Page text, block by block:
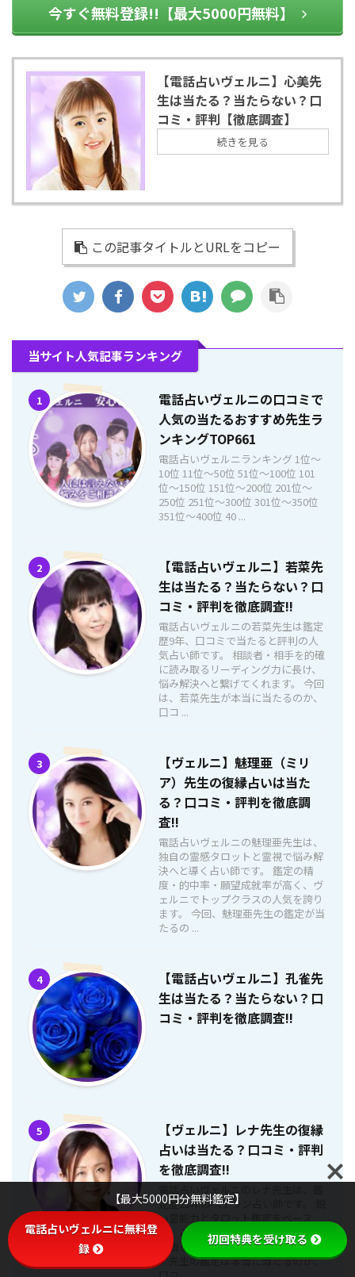
今すぐ無料登録!!【最大5000円無料】
【電話占いヴェルニ】心美先
生は当たる？当たらない？口
コミ・評判【徹底調査】
続きを見る
この記事タイトルとURLをコピー
当サイト人気記事ランキング
1
電話占いヴェルニの口コミで
人気の当たるおすすめ先生ラ
ンキングTOP661
電話占いヴェルニランキング 1位〜
10位 11位〜50位 51位〜100位 101
位〜150位 151位〜200位 201位〜
250位 251位〜300位 301位〜350位
351位〜400位 40 ...
2
【電話占いヴェルニ】若菜先
生は当たる？当たらない？口
コミ・評判を徹底調査!!
電話占いヴェルニの若菜先生は鑑定
歴9年、口コミで当たると評判の人
気占い師です。 相談者・相手を的確
に読み取るリーディング力に長け、
悩み解決へと繋げてくれます。 今回
は、若菜先生が本当に当たるのか、
口コ ...
3
【ヴェルニ】魅理亜（ミリ
ア）先生の復縁占いは当た
る？口コミ・評判を徹底調
査!!
電話占いヴェルニの魅理亜先生は、
独自の霊感タロットと霊視で悩み解
決へと導く占い師です。 鑑定の精
度・的中率・願望成就率が高く、ヴ
ェルニでトップクラスの人気を誇り
ます。 今回、魅理亜先生の鑑定が当
たるの ...
4
【電話占いヴェルニ】孔雀先
生は当たる？当たらない？口
コミ・評判を徹底調査!!
5
【ヴェルニ】レナ先生の復縁
占いは当たる？口コミ・評判
を徹底調査!!
定歴21年のベテラン占い師です。 鋭
い霊能力とタロット鑑定をベース
に、これまで多くの悩みを抱える相
談者を幸せへと導いて来ました。 レ
ナ先生の鑑定は本当に当たるのか、
【最大5000円分無料鑑定】
電話占いヴェルニに無料登
録
初回特典を受け取る